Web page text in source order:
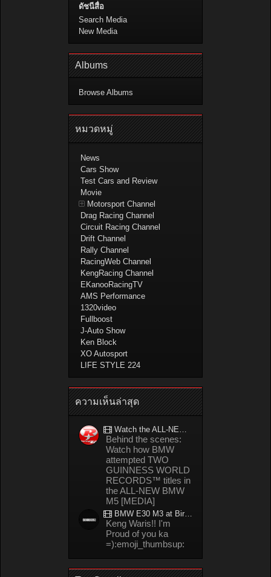
ดัชนีสื่อ
Search Media
New Media
Albums
Browse Albums
หมวดหมู่
News
Cars Show
Test Cars and Review
Movie
Motorsport Channel
Drag Racing Channel
Circuit Racing Channel
Drift Channel
Rally Channel
RacingWeb Channel
KengRacing Channel
EKanooRacingTV
AMS Performance
1320video
Fullboost
J-Auto Show
Ken Block
XO Autosport
LIFE STYLE 224
ความเห็นล่าสุด
Watch the ALL-NEW BMW M5 refuel mid-drift to take TWO GUINNESS WORLD RECORDS™ titles
Behind the scenes:
Watch how BMW
attempted TWO
GUINNESS WORLD
RECORDS™ titles in
the ALL-NEW BMW
M5 [MEDIA]
BMW E30 M3 at Bira circuit Thailand in 02/2008
Keng Waris!! I'm
Proud of you ka
=):emoji_thumbsup: